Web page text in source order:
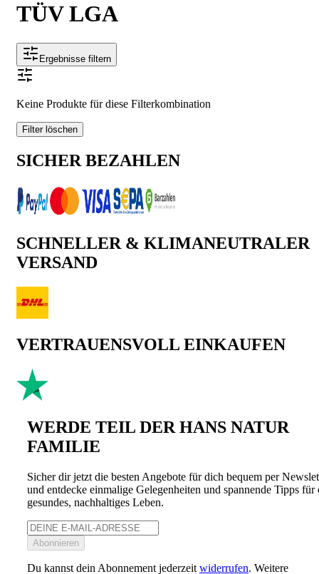
TÜV LGA
Ergebnisse filtern
Keine Produkte für diese Filterkombination
Filter löschen
SICHER BEZAHLEN
SCHNELLER & KLIMANEUTRALER
VERSAND
VERTRAUENSVOLL EINKAUFEN
WERDE TEIL DER HANS NATUR
FAMILIE
Sicher dir jetzt die besten Angebote für dich bequem per
und entdecke einmalige Gelegenheiten und spannende Tipps für
gesundes, nachhaltiges Leben.
Abonnieren
Du kannst dein Abonnement jederzeit widerrufen. Weitere